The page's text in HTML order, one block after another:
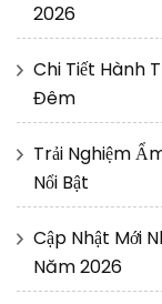
2026
Chi Tiết Hành
Đêm
Trải Nghiệm
Nổi Bật
Cập Nhật Mới
Năm 2026